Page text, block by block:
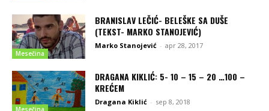
Mesečina
BRANISLAV LEČIĆ- BELEŠKE SA DUŠE
(TEKST- MARKO STANOJEVIĆ)
Marko Stanojević - apr 28, 2017
DRAGANA KIKLIĆ: 5- 10 – 15 – 20 …100 –
KREĆEM
Dragana Kiklić - sep 8, 2018